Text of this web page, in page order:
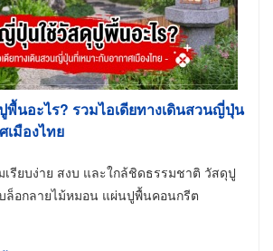
นอะไร? รวมไอเดียทางเดินสวนญี่ปุ่น
เมืองไทย
รียบง่าย สงบ และใกล้ชิดธรรมชาติ วัสดุปู
ล็อกลายไม้หมอน แผ่นปูพื้นคอนกรีต